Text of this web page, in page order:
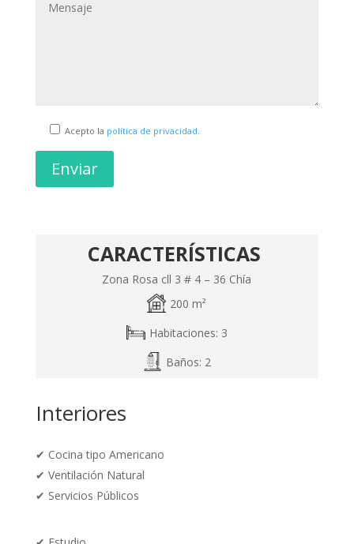
Acepto la política de privacidad.
Enviar
CARACTERÍSTICAS
Zona Rosa cll 3 # 4 – 36 Chía
200 m²
Habitaciones: 3
Baños: 2
Interiores
✔ Cocina tipo Americano
✔ Ventilación Natural
✔ Servicios Públicos